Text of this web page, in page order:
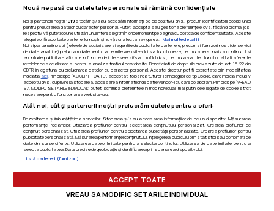
muschiulet de porc
Îmi place Distribuie
Nouă ne pasă ca datele tale personale să rămână confidențiale
Noi și partenerii noștri 1019stocăm și/sau accesăm informații pe dispozitivul dvs., precum identificatorii cookie unici
pentru prelucrarea datelor cu caracter personal. Puteți accepta sau gestiona preferințele dvs. făcând clic mai jos,
respectiv vă puteți opune utilizării unui interes legitim în orice moment pe pagina cu politica de confidențialitate. Aceste
alegeri vor fi raportate partenerilor noștri și nu vă vor afecta navigarea.
Mai multe detalii
Noi si partenerii nostri (retelele de socializare si agentiile de publicitate partenere, precum si furnizorii nostri de servicii
de date analitice) prelucram date pentru a permite website-ului sa functioneze, pentru a personaliza continutul si
anunturile publicitare afisate in functie de interesele si/sau profilul dvs., pentru a va oferi functionalitati aferente
retelelor de socializare si pentru a analiza traficul pe website. Beneficiati de drepturile prevazute de art. 15-22 din
GDPR in legatura cu prelucrarea datelor cu caracter personal. Aceste drepturi pot fi exercitate prin modalitatea
indicata aici. Prin click pe “ACCEPT TOATE”, acceptati folosirea tuturor Tehnologiilor de tip Cookie, care implica inclusiv
acceptul dvs. cu privire la stocarea/accesarea informatiilor de catre Vendor-ii cu care colaboram. Prin click pe “VREAU
SA MODIFIC SETARILE INDIVIDUAL” puteti schimba preferintele in mod individual, mai putin cele legate de cookie strict
necesare pentru functionarea website-ului.
Atât noi, cât și partenerii noștri prelucrăm datele pentru a oferi:
Dezvoltarea și îmbunătățirea serviciilor. Stocarea și/sau accesarea informațiilor de pe un dispozitiv. Măsurarea
performanței reclamelor. Utilizarea profilurilor pentru selectarea conținutului personalizat. Crearea profilurilor de
conținut personalizat. Utilizarea profilurilor pentru selectarea publicității personalizate. Crearea profilurilor pentru
publicitate personalizată. Măsurarea performanței conținutului. Înțelegerea publicului prin statistici sau combinații de
date din surse diferite. Utilizarea datelor limitate pentru a selecta conținutul. Utilizarea de date limitate pentru a
selecta publicitatea. Date precise de geolocație și identificarea prin scanarea dispozitivului.
Listă parteneri (furnizori)
ACCEPT TOATE
VREAU SA MODIFIC SETARILE INDIVIDUAL